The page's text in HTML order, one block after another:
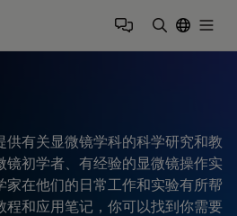
有关显微镜学科的科学研究和教
初学者、有经验的显微镜操作实
家在他们的日常工作和实验有所帮
程和应用笔记，你可以找到你需要